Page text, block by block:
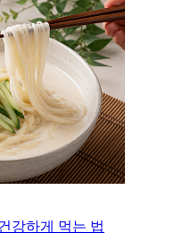
강하게 먹는 법